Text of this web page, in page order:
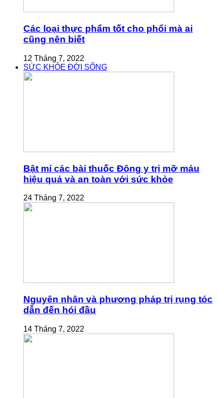
Các loại thực phẩm tốt cho phổi mà ai
cũng nên biết
12 Tháng 7, 2022
SỨC KHỎE ĐỜI SỐNG
Bật mí các bài thuốc Đông y trị mỡ máu
hiệu quả và an toàn với sức khỏe
24 Tháng 7, 2022
Nguyên nhân và phương pháp trị rụng tóc
dẫn đến hói đầu
14 Tháng 7, 2022